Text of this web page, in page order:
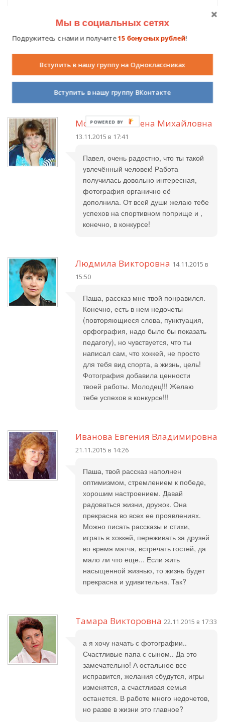
Комментарии (4)
Авторизуйтесь на сайте
, чтобы вы могли оставить свой
комментарий.
Московкина Елена Михайловна
13.11.2015 в 17:41
Павел, очень радостно, что ты такой
увлечённый человек! Работа
получилась довольно интересная,
фотография органично её
дополнила. От всей души желаю тебе
успехов на спортивном поприще и ,
конечно, в конкурсе!
Людмила Викторовна 14.11.2015 в
15:50
Паша, рассказ мне твой понравился.
Конечно, есть в нем недочеты
(повторяющиеся слова, пунктуация,
орфография, надо было бы показать
педагогу), но чувствуется, что ты
написал сам, что хоккей, не просто
для тебя вид спорта, а жизнь, цель!
Фотография добавила ценности
твоей работы. Молодец!!! Желаю
тебе успехов в конкурсе!!!
Иванова Евгения Владимировна
21.11.2015 в 14:26
Паша, твой рассказ наполнен
оптимизмом, стремлением к победе,
хорошим настроением. Давай
радоваться жизни, дружок. Она
прекрасна во всех ее проявлениях.
Можно писать рассказы и стихи,
играть в хоккей, переживать за друзей
во время матча, встречать гостей, да
мало ли что еще... Если жить
насыщенной жизнью, то жизнь будет
прекрасна и удивительна. Так?
Тамара Викторовна 22.11.2015 в 17:33
а я хочу начать с фотографии..
Счастливые папа с сыном.. Да это
замечательно! А остальное все
исправится, желания сбудутся, игры
изменятся, а счастливая семья
останется. В работе много недочетов,
но разве в жизни это главное?
Мы в социальных сетях
Подружитесь с нами и получите15 бонусных рублей!
Вступить в нашу группу на Одноклассниках
Вступить в нашу группу ВКонтакте
POWERED BY